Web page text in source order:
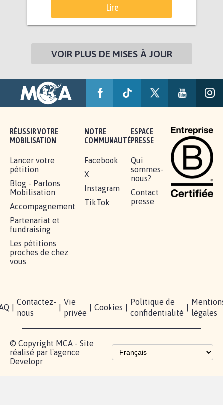
Lire
VOIR PLUS DE MISES À JOUR
RÉUSSIR VOTRE
MOBILISATION
Lancer votre
pétition
Blog - Parlons
Mobilisation
Accompagnement
Partenariat et
fundraising
Les pétitions
proches de chez
vous
NOTRE
COMMUNAUTÉ
Facebook
X
Instagram
TikTok
ESPACE
PRESSE
Qui
sommes-
nous?
Contact
presse
Contactez-
nous
Vie
privée
Cookies
Politique de
confidentialité
légales
© Copyright MCA - Site
réalisé par l'agence
Developr